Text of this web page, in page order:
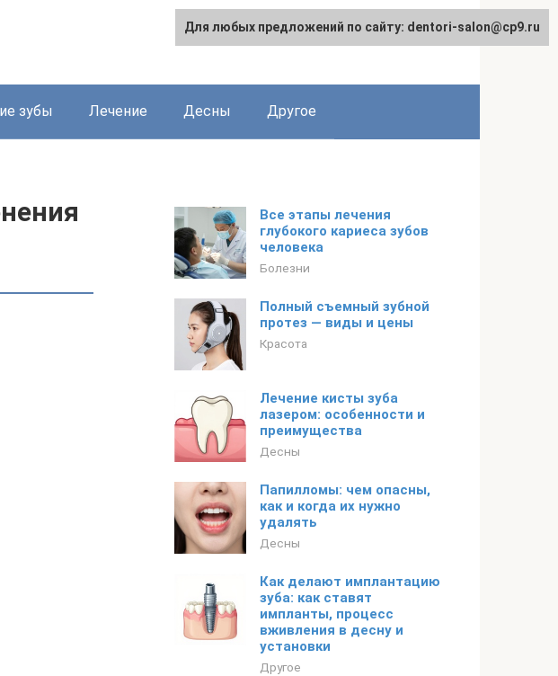
зубы Лечение Десны Другое
Все этапы лечения
глубокого кариеса зубов
человека
Болезни
Полный съемный зубной
протез — виды и цены
Красота
Лечение кисты зуба
лазером: особенности и
преимущества
Десны
Папилломы: чем опасны,
как и когда их нужно
удалять
Десны
Как делают имплантацию
зуба: как ставят
импланты, процесс
вживления в десну и
установки
Другое
Для любых предложений по сайту: dentori-salon@cp9.ru